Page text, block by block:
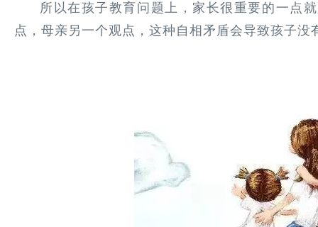
所以在孩子教育问题上，家长很重要的一点
点，母亲另一个观点，这种自相矛盾会导致孩子没